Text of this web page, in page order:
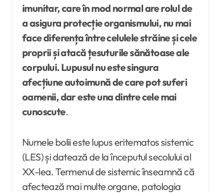
imunitar, care în mod normal are rolul de
a asigura protecție organismului, nu mai
face diferența între celulele străine și cele
proprii și atacă țesuturile sănătoase ale
corpului. Lupusul nu este singura
afecțiune autoimună de care pot suferi
oamenii, dar este una dintre cele mai
cunoscute.
Numele bolii este lupus eritematos sistemic
(LES) și datează de la începutul secolului al
XX-lea. Termenul de sistemic înseamnă că
afectează mai multe organe, patologia